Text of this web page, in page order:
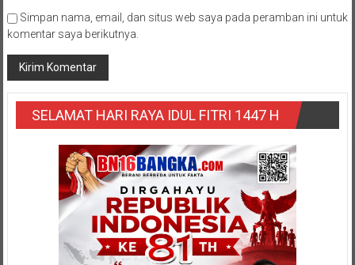
Simpan nama, email, dan situs web saya pada peramban ini untuk
komentar saya berikutnya.
SELAMAT HARI RAYA IDUL FITRI 1447 H